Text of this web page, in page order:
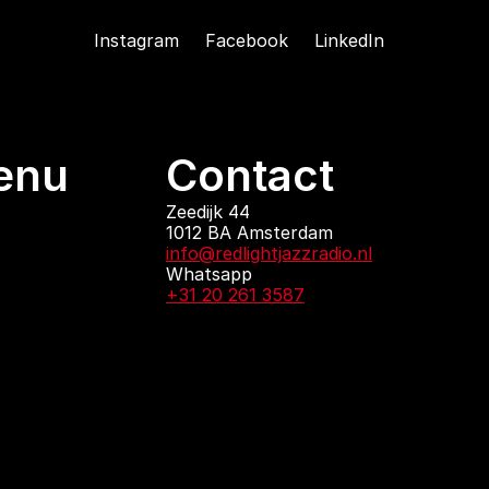
Instagram Facebook LinkedIn
Contact
Zeedijk 44
1012 BA Amsterdam
info@redlightjazzradio.nl
Whatsapp
+31 20 261 3587